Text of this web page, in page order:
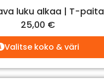
luku alkaa | T-paita
25,00 €
Valitse koko & väri